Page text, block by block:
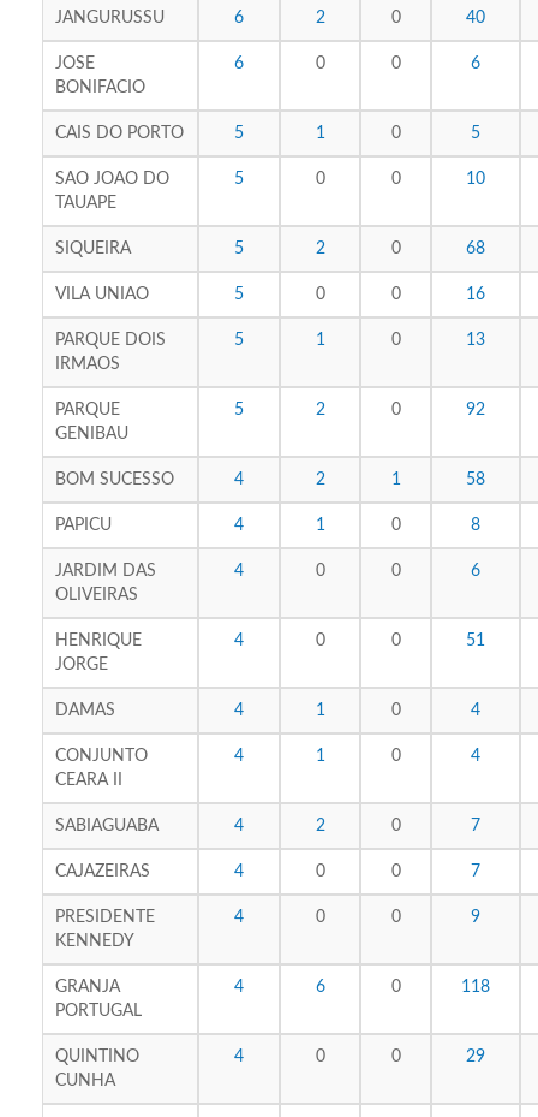
JANGURUSSU 6 2 0 40
JOSE
BONIFACIO
6 0 0 6
CAIS DO PORTO 5 1 0 5
SAO JOAO DO
TAUAPE
5 0 0 10
SIQUEIRA 5 2 0 68
VILA UNIAO 5 0 0 16
PARQUE DOIS
IRMAOS
5 1 0 13
PARQUE
GENIBAU
5 2 0 92
BOM SUCESSO 4 2 1 58
PAPICU 4 1 0 8
JARDIM DAS
OLIVEIRAS
4 0 0 6
HENRIQUE
JORGE
4 0 0 51
DAMAS 4 1 0 4
CONJUNTO
CEARA II
4 1 0 4
SABIAGUABA 4 2 0 7
CAJAZEIRAS 4 0 0 7
PRESIDENTE
KENNEDY
4 0 0 9
GRANJA
PORTUGAL
4 6 0 118
QUINTINO
CUNHA
4 0 0 29